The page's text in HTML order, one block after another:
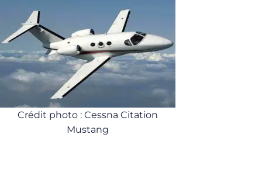
Crédit photo : Cessna Citation
Mustang